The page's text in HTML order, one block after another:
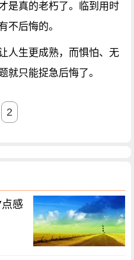
是真的老朽了。临到用时
不后悔的。
人生更成熟，而惧怕、无
就只能捉急后悔了。
2
感